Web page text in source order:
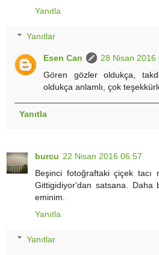
Yanıtla
Yanıtlar
Esen Can
28 Nisan 2016
Gören gözler oldukça,
oldukça anlamlı, çok
Yanıtla
burcu 22 Nisan 2016 06:57
Beşinci fotoğraftaki çiçek tacı
Gittigidiyor'dan satsana. Daha
eminim.
Yanıtla
Yanıtlar